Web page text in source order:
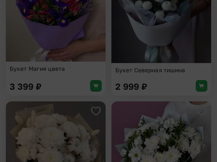
Букет Магия цвета
3 399 ₽
Букет Северная тишина
2 999 ₽
Добавить в избранное